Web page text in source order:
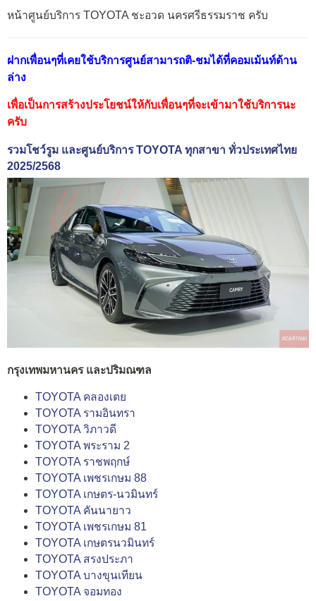
หน้าศูนย์บริการ TOYOTA ชะอวด นครศรีธรรมราช ครับ
ฝากเพื่อนๆที่เคยใช้บริการศูนย์สามารถติ-ชมได้ที่คอมเม้นท์ด้าน
ล่าง
เพื่อเป็นการสร้างประโยชน์ให้กับเพื่อนๆที่จะเข้ามาใช้บริการนะ
ครับ
รวมโชว์รูม และศูนย์บริการ TOYOTA ทุกสาขา ทั่วประเทศไทย
2025/2568
กรุงเทพมหานคร และปริมณฑล
TOYOTA คลองเตย
TOYOTA รามอินทรา
TOYOTA วิภาวดี
TOYOTA พระราม 2
TOYOTA ราชพฤกษ์
TOYOTA เพชรเกษม 88
TOYOTA เกษตร-นวมินทร์
TOYOTA คันนายาว
TOYOTA เพชรเกษม 81
TOYOTA เกษตรนวมินทร์
TOYOTA สรงประภา
TOYOTA บางขุนเทียน
TOYOTA จอมทอง